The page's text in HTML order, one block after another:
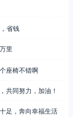
省钱
里
座椅不错啊
共同努力，加油！
足，奔向幸福生活